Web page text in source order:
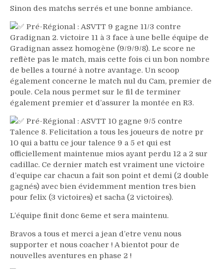
Sinon des matchs serrés et une bonne ambiance.
Pré-Régional : ASVTT 9 gagne 11/3 contre
Gradignan 2. victoire 11 à 3 face à une belle équipe de
Gradignan assez homogène (9/9/9/8). Le score ne
reflète pas le match, mais cette fois ci un bon nombre
de belles a tourné à notre avantage. Un scoop
également concerne le match nul du Cam, premier de
poule. Cela nous permet sur le fil de terminer
également premier et d’assurer la montée en R3.
Pré-Régional : ASVTT 10 gagne 9/5 contre
Talence 8. Felicitation a tous les joueurs de notre pr
10 qui a battu ce jour talence 9 a 5 et qui est
officiellement maintenue mios ayant perdu 12 a 2 sur
cadillac. Ce dernier match est vraiment une victoire
d’equipe car chacun a fait son point et demi (2 double
gagnés) avec bien évidemment mention tres bien
pour felix (3 victoires) et sacha (2 victoires).
L’équipe finit donc 6eme et sera maintenu.
Bravos a tous et merci a jean d’etre venu nous
supporter et nous coacher ! A bientot pour de
nouvelles aventures en phase 2 !